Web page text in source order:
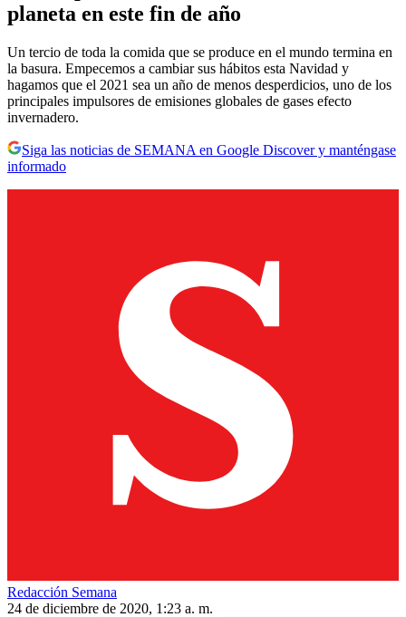
planeta en este fin de año
Un tercio de toda la comida que se produce en el mundo termina en
la basura. Empecemos a cambiar sus hábitos esta Navidad y
hagamos que el 2021 sea un año de menos desperdicios, uno de los
principales impulsores de emisiones globales de gases efecto
invernadero.
Siga las noticias de SEMANA en Google Discover y manténgase
informado
Redacción Semana
24 de diciembre de 2020, 1:23 a. m.